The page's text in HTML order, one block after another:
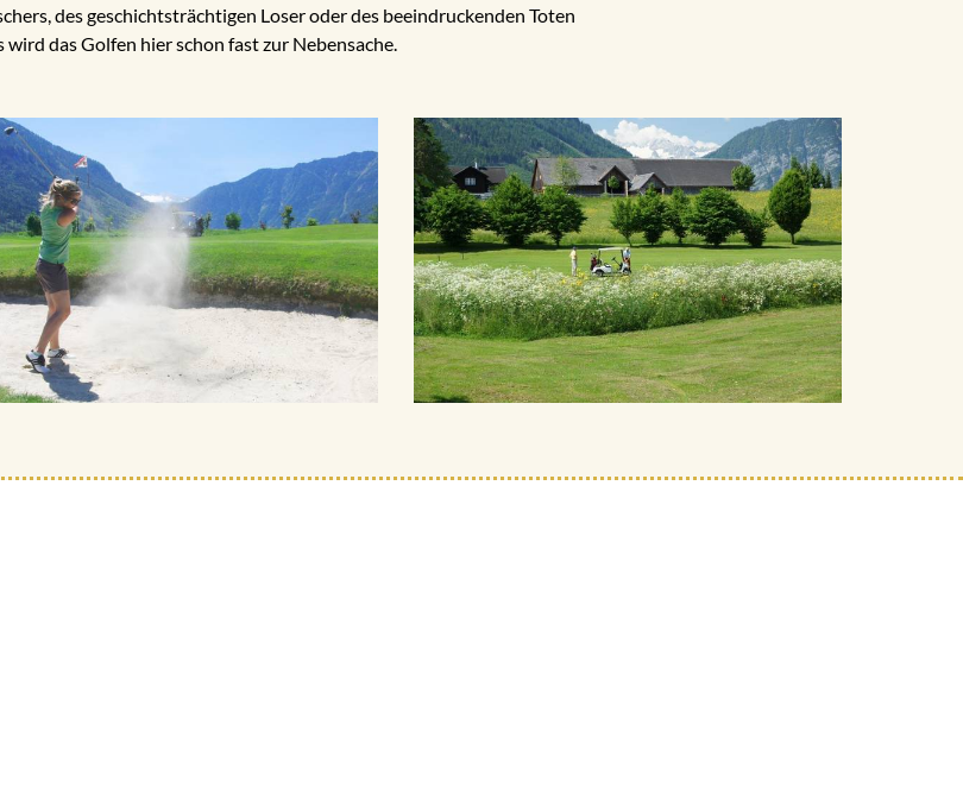
des geschichtsträchtigen Loser oder des beeindruckenden Toten
wird das Golfen hier schon fast zur Nebensache.